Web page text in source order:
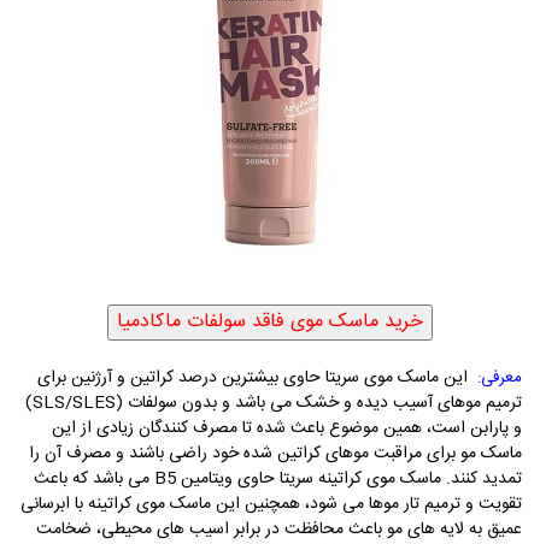
معرفی: این ماسک موی سریتا حاوی بیشترین درصد کراتین و آرژنین برای
ترمیم موهای آسیب دیده و خشک می باشد و بدون سولفات (SLS/SLES)
و پارابن است، همین موضوع باعث شده تا مصرف کنندگان زیادی از این
ماسک مو برای مراقبت موهای کراتین شده خود راضی باشند و مصرف آن را
تمدید کنند. ماسک موی کراتینه سریتا حاوی ویتامین B5 می باشد که باعث
تقویت و ترمیم تار موها می شود، همچنین این ماسک موی کراتینه با ابرسانی
عمیق به لایه های مو باعث محافظت در برابر اسیب های محیطی، ضخامت